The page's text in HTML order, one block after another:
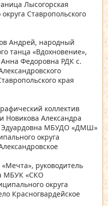
Лысогорская
округа Ставропольского
Андрей, народный
танца «Вдохновение»,
Федоровна РДК с.
края
коллектив
Новикова Александра
МБУДО «ДМШ»
округа
«Мечта», руководитель
МБУК «СКО
округа
Красногвардейское